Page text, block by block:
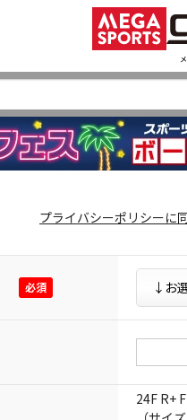
プライバシーポリシーに
24F R+